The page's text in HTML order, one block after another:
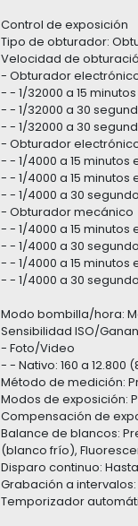
Control de exposición
Tipo de obturador:
Velocidad de
- Obturador
- - 1/32000 a 15
- - 1/32000 a 30
- - 1/32000 a 30
- Obturador
- - 1/4000 a 15
- - 1/4000 a 15
- - 1/4000 a 30
- Obturador mecánico
- - 1/4000 a 15
- - 1/4000 a 30
- - 1/4000 a 15
- - 1/4000 a 30
Modo bombilla/hora:
Sensibilidad ISO/
- Foto/Video
- - Nativo: 160 a 12.800
Método de medición:
Modos de exposición:
Compensación de
Balance de blancos:
(blanco frío),
Disparo continuo:
Grabación a intervalos:
Temporizador